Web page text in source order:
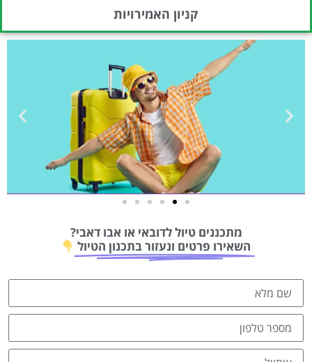
קניון האמירויות
מציאת
טיסה זולה?
מתכננים טיול לדובאי או אבו דאבי?
השאירו פרטים ונעזור בתכנון הטיול